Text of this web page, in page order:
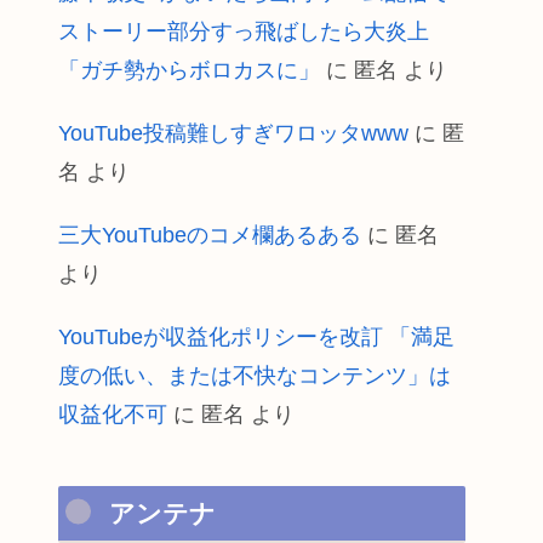
ストーリー部分すっ飛ばしたら大炎上
「ガチ勢からボロカスに」
に 匿名 より
YouTube投稿難しすぎワロッタwww に 匿
名 より
三大YouTubeのコメ欄あるある に 匿名
より
YouTubeが収益化ポリシーを改訂 「満足
度の低い、または不快なコンテンツ」は
収益化不可 に 匿名 より
アンテナ